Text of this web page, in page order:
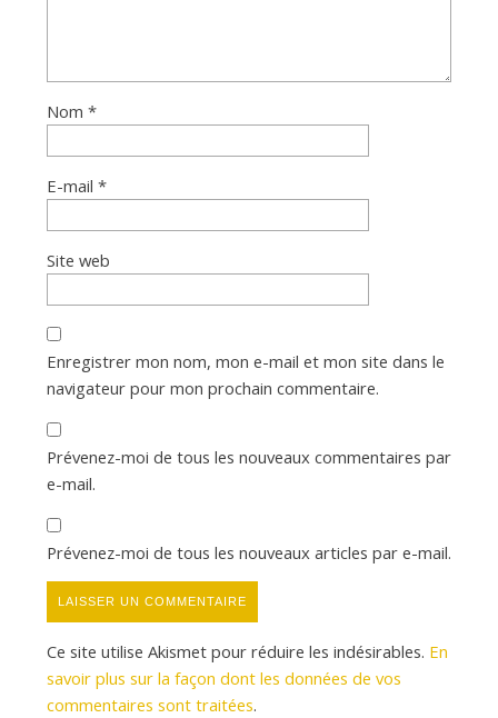
Nom *
E-mail *
Site web
Enregistrer mon nom, mon e-mail et mon site dans le
navigateur pour mon prochain commentaire.
Prévenez-moi de tous les nouveaux commentaires par
e-mail.
Prévenez-moi de tous les nouveaux articles par e-mail.
Ce site utilise Akismet pour réduire les indésirables. En
savoir plus sur la façon dont les données de vos
commentaires sont traitées.